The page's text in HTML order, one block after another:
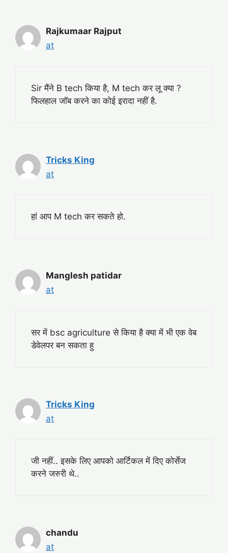
Rajkumaar Rajput
at
Sir मैंने B tech किया है, M tech कर लू क्या ?
फिलहाल जॉब करने का कोई इरादा नहीं है.
Tricks King
at
हां आप M tech कर सकते हो.
Manglesh patidar
at
सर में bsc agriculture से किया है क्या में भी एक वेब
डेवेलपर बन सकता हु
Tricks King
at
जी नहीं.. इसके लिए आपको आर्टिकल में दिए कोर्सेज
करने जरुरी थे..
chandu
at